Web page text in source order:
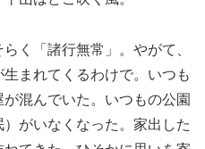
く「諸行無常」。やがて、
まれてくるわけで。いつも
混んでいた。いつもの公園
がいなくなった。家出した